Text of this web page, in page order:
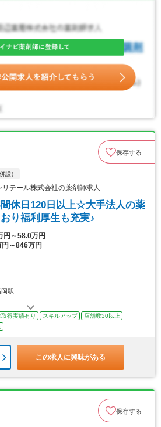
保存する
設）
テール株式会社の薬剤師求人
間休日120日以上☆大手法人の薬
り福利厚生も充実♪
円～58.0万円
円～846万円
岡駅
得実績有り スキルアップ
店舗数30以上
この求人に興味がある
保存する